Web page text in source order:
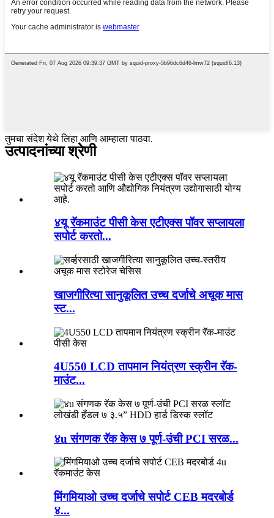
तुमचा संदेश येथे लिहा आणि आम्हाला पाठवा.
उत्पादनांच्या श्रेणी
४यू रॅकमाउंट पीसी केस एटीएक्स पॉवर सप्लायला
सपोर्ट करतो...
खाजगीरित्या सानुकूलित उच्च दर्जाचे अचूक मास
स्ट...
4U550 LCD तापमान नियंत्रण स्क्रीन रॅक-
माउंट...
४u संगणक रॅक केस ७ पूर्ण-उंची PCI सरळ...
मिंगमियाओ उच्च दर्जाचे सपोर्ट CEB मदरबोर्ड
४...